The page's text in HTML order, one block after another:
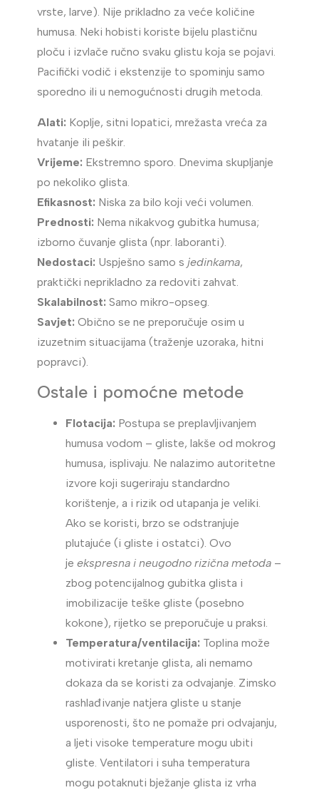
vrste, larve). Nije prikladno za veće količine
humusa. Neki hobisti koriste bijelu plastičnu
ploču i izvlače ručno svaku glistu koja se pojavi.
Pacifički vodič i ekstenzije to spominju samo
sporedno ili u nemogućnosti drugih metoda.
Alati: Koplje, sitni lopatici, mrežasta vreća za
hvatanje ili peškir.
Vrijeme: Ekstremno sporo. Dnevima skupljanje
po nekoliko glista.
Efikasnost: Niska za bilo koji veći volumen.
Prednosti: Nema nikakvog gubitka humusa;
izborno čuvanje glista (npr. laboranti).
Nedostaci: Uspješno samo s jedinkama,
praktički neprikladno za redoviti zahvat.
Skalabilnost: Samo mikro-opseg.
Savjet: Obično se ne preporučuje osim u
izuzetnim situacijama (traženje uzoraka, hitni
popravci).
Ostale i pomoćne metode
Flotacija: Postupa se preplavljivanjem
humusa vodom – gliste, lakše od mokrog
humusa, isplivaju. Ne nalazimo autoritetne
izvore koji sugeriraju standardno
korištenje, a i rizik od utapanja je veliki.
Ako se koristi, brzo se odstranjuje
plutajuće (i gliste i ostatci). Ovo
jeekspresna i neugodno rizična metoda –
zbog potencijalnog gubitka glista i
imobilizacije teške gliste (posebno
kokone), rijetko se preporučuje u praksi.
Temperatura/ventilacija: Toplina može
motivirati kretanje glista, ali nemamo
dokaza da se koristi za odvajanje. Zimsko
rashlađivanje natjera gliste u stanje
usporenosti, što ne pomaže pri odvajanju,
a ljeti visoke temperature mogu ubiti
gliste. Ventilatori i suha temperatura
mogu potaknuti bježanje glista iz vrha